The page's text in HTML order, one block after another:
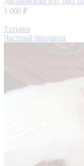
1 000 ₽
Татьяна
Частный продавец